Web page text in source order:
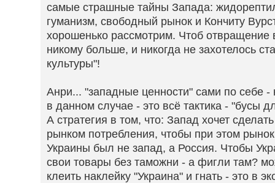
самые страшные тайны Запада:
гуманизм, свободный рынок и Кончиту
хорошенько рассмотрим. Чтоб
никому больше, и никогда не захотелось
культуры"!
Анри... "западные ценности" сами по себе
в данном случае - это всё тактика - "бусы
А стратегия в том, что: Запад хочет
рынком потребления, чтобы при этом
Украины был не запад, а Россия. Чтобы
свои товары без таможни - а фигли там?
клеить наклейку "Украина" и гнать - это в